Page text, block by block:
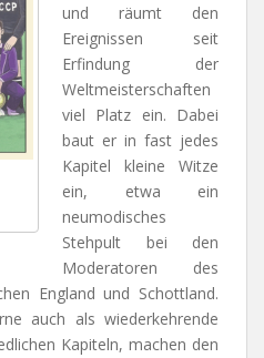
und räumt den
Ereignissen seit
Erfindung der
Weltmeisterschaften
viel Platz ein. Dabei
baut er in fast jedes
Kapitel kleine Witze
ein, etwa ein
neumodisches
Stehpult bei den
Moderatoren des
England und Schottland.
auch als wiederkehrende
Kapiteln, machen den